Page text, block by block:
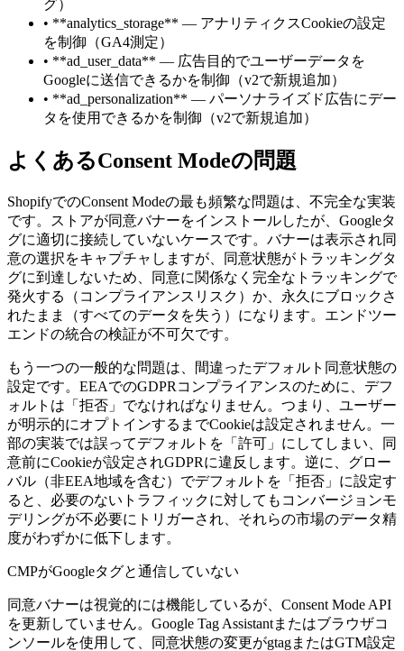
グ）
• **analytics_storage** — アナリティクスCookieの設定
を制御（GA4測定）
• **ad_user_data** — 広告目的でユーザーデータを
Googleに送信できるかを制御（v2で新規追加）
• **ad_personalization** — パーソナライズド広告にデー
タを使用できるかを制御（v2で新規追加）
よくあるConsent Modeの問題
ShopifyでのConsent Modeの最も頻繁な問題は、不完全な実装
です。ストアが同意バナーをインストールしたが、Googleタ
グに適切に接続していないケースです。バナーは表示され同
意の選択をキャプチャしますが、同意状態がトラッキングタ
グに到達しないため、同意に関係なく完全なトラッキングで
発火する（コンプライアンスリスク）か、永久にブロックさ
れたまま（すべてのデータを失う）になります。エンドツー
エンドの統合の検証が不可欠です。
もう一つの一般的な問題は、間違ったデフォルト同意状態の
設定です。EEAでのGDPRコンプライアンスのために、デフ
ォルトは「拒否」でなければなりません。つまり、ユーザー
が明示的にオプトインするまでCookieは設定されません。一
部の実装では誤ってデフォルトを「許可」にしてしまい、同
意前にCookieが設定されGDPRに違反します。逆に、グロー
バル（非EEA地域を含む）でデフォルトを「拒否」に設定す
ると、必要のないトラフィックに対してもコンバージョンモ
デリングが不必要にトリガーされ、それらの市場のデータ精
度がわずかに低下します。
CMPがGoogleタグと通信していない
同意バナーは視覚的には機能しているが、Consent Mode API
を更新していません。Google Tag Assistantまたはブラウザコ
ンソールを使用して、同意状態の変更がgtagまたはGTM設定